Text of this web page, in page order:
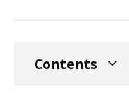
Contents